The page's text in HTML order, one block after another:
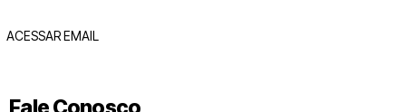
ACESSAR EMAIL